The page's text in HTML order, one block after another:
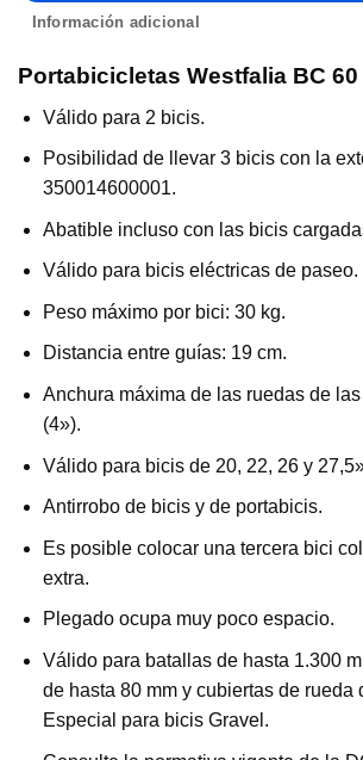
Información adicional
Portabicicletas Westfalia BC 60
Válido para 2 bicis.
Posibilidad de llevar 3 bicis con la
350014600001.
Abatible incluso con las bicis
Válido para bicis eléctricas de paseo.
Peso máximo por bici: 30 kg.
Distancia entre guías: 19 cm.
Anchura máxima de las ruedas de
(4»).
Válido para bicis de 20, 22, 26 y
Antirrobo de bicis y de portabicis.
Es posible colocar una tercera bici
extra.
Plegado ocupa muy poco espacio.
Válido para batallas de hasta 1.300
de hasta 80 mm y cubiertas de rueda
Especial para bicis Gravel.